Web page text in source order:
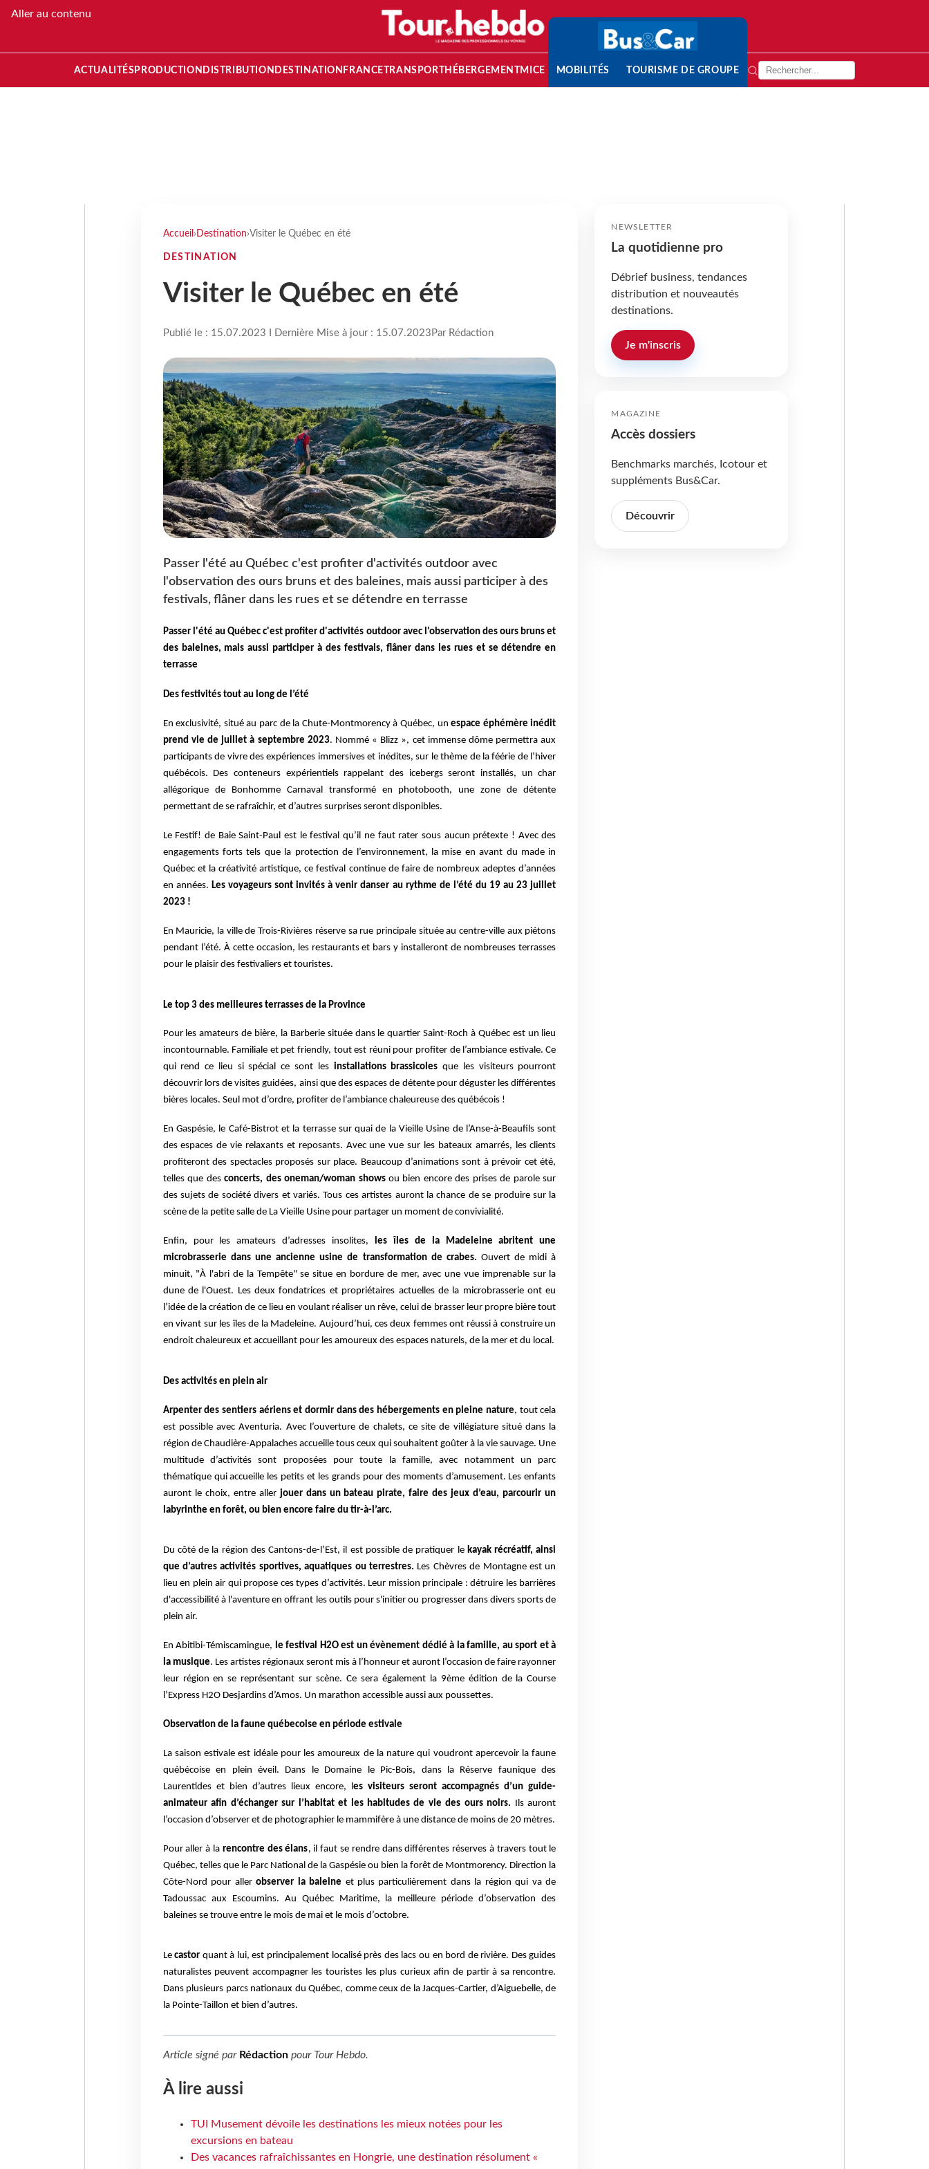
Aller au contenu
ACTUALITÉS PRODUCTION DISTRIBUTION DESTINATION FRANCETRANSPORT HÉBERGEMENTMICE MOBILITÉS TOURISME DE GROUPE
Accueil › Destination›Visiter le Québec en été
DESTINATION
Visiter le Québec en été
Publié le : 15.07.2023 I Dernière Mise à jour : 15.07.2023 Par Rédaction
Passer l'été au Québec c'est profiter d'activités outdoor avec
l'observation des ours bruns et des baleines, mais aussi participer à des
festivals, flâner dans les rues et se détendre en terrasse
Passer l'été au Québec c'est profiter d'activités outdoor avec l'observation des ours bruns et
des baleines, mais aussi participer à des festivals, flâner dans les rues et se détendre en
terrasse
Des festivités tout au long de l’été
En exclusivité, situé au parc de la Chute-Montmorency à Québec, un espace éphémère inédit
prend vie de juillet à septembre 2023. Nommé « Blizz », cet immense dôme permettra aux
participants de vivre des expériences immersives et inédites, sur le thème de la féérie de l’hiver
québécois. Des conteneurs expérientiels rappelant des icebergs seront installés, un char
allégorique de Bonhomme Carnaval transformé en photobooth, une zone de détente
permettant de se rafraîchir, et d’autres surprises seront disponibles.
Le Festif! de Baie Saint-Paul est le festival qu’il ne faut rater sous aucun prétexte ! Avec des
engagements forts tels que la protection de l’environnement, la mise en avant du made in
Québec et la créativité artistique, ce festival continue de faire de nombreux adeptes d’années
en années. Les voyageurs sont invités à venir danser au rythme de l’été du 19 au 23 juillet
2023 !
En Mauricie, la ville de Trois-Rivières réserve sa rue principale située au centre-ville aux piétons
pendant l’été. À cette occasion, les restaurants et bars y installeront de nombreuses terrasses
pour le plaisir des festivaliers et touristes.
Le top 3 des meilleures terrasses de la Province
Pour les amateurs de bière, la Barberie située dans le quartier Saint-Roch à Québec est un lieu
incontournable. Familiale et pet friendly, tout est réuni pour profiter de l’ambiance estivale. Ce
qui rend ce lieu si spécial ce sont lesinstallations brassicolesque les visiteurs pourront
découvrir lors de visites guidées, ainsi que des espaces de détente pour déguster les différentes
bières locales. Seul mot d’ordre, profiter de l’ambiance chaleureuse des québécois !
En Gaspésie, le Café-Bistrot et la terrasse sur quai de la Vieille Usine de l’Anse-à-Beaufils sont
des espaces de vie relaxants et reposants. Avec une vue sur les bateaux amarrés, les clients
profiteront des spectacles proposés sur place. Beaucoup d’animations sont à prévoir cet été,
telles que desconcerts, des oneman/woman showsou bien encore des prises de parole sur
des sujets de société divers et variés. Tous ces artistes auront la chance de se produire sur la
scène de la petite salle de La Vieille Usine pour partager un moment de convivialité.
Enfin, pour les amateurs d’adresses insolites, les îles de la Madeleine abritent une
microbrasserie dans une ancienne usine de transformation de crabes. Ouvert de midi à
minuit, "À l'abri de la Tempête" se situe en bordure de mer, avec une vue imprenable sur la
dune de l'Ouest. Les deux fondatrices et propriétaires actuelles de la microbrasserie ont eu
l’idée de la création de ce lieu en voulant réaliser un rêve, celui de brasser leur propre bière tout
en vivant sur les îles de la Madeleine. Aujourd’hui, ces deux femmes ont réussi à construire un
endroit chaleureux et accueillant pour les amoureux des espaces naturels, de la mer et du local.
Des activités en plein air
Arpenter des sentiers aériens et dormir dans des hébergements en pleine nature, tout cela
est possible avec Aventuria. Avec l’ouverture de chalets, ce site de villégiature situé dans la
région de Chaudière-Appalaches accueille tous ceux qui souhaitent goûter à la vie sauvage. Une
multitude d’activités sont proposées pour toute la famille, avec notamment un parc
thématique qui accueille les petits et les grands pour des moments d’amusement. Les enfants
auront le choix, entre aller jouer dans un bateau pirate, faire des jeux d’eau, parcourir un
labyrinthe en forêt, ou bien encore faire du tir-à-l’arc.
Du côté de la région des Cantons-de-l’Est, il est possible de pratiquer lekayak récréatif, ainsi
que d’autres activités sportives, aquatiques ou terrestres. Les Chèvres de Montagne est un
lieu en plein air qui propose ces types d’activités. Leur mission principale : détruire les barrières
d'accessibilité à l'aventure en offrant les outils pour s'initier ou progresser dans divers sports de
plein air.
En Abitibi-Témiscamingue, le festival H2O est un évènement dédié à la famille, au sport et à
la musique. Les artistes régionaux seront mis à l’honneur et auront l’occasion de faire rayonner
leur région en se représentant sur scène. Ce sera également la 9ème édition de la Course
l’Express H2O Desjardins d’Amos. Un marathon accessible aussi aux poussettes.
Observation de la faune québecoise en période estivale
La saison estivale est idéale pour les amoureux de la nature qui voudront apercevoir la faune
québécoise en plein éveil. Dans le Domaine le Pic-Bois, dans la Réserve faunique des
Laurentides et bien d’autres lieux encore, les visiteurs seront accompagnés d’un guide-
animateur afin d’échanger sur l’habitat et les habitudes de vie des ours noirs. Ils auront
l’occasion d’observer et de photographier le mammifère à une distance de moins de 20 mètres.
Pour aller à la rencontre des élans, il faut se rendre dans différentes réserves à travers tout le
Québec, telles que le Parc National de la Gaspésie ou bien la forêt de Montmorency. Direction la
Côte-Nord pour allerobserver la baleine et plus particulièrement dans la région qui va de
Tadoussac aux Escoumins. Au Québec Maritime, la meilleure période d’observation des
baleines se trouve entre le mois de mai et le mois d’octobre.
Lecastor quant à lui, est principalement localisé près des lacs ou en bord de rivière. Des guides
naturalistes peuvent accompagner les touristes les plus curieux afin de partir à sa rencontre.
Dans plusieurs parcs nationaux du Québec, comme ceux de la Jacques-Cartier, d’Aiguebelle, de
la Pointe-Taillon et bien d’autres.
Article signé par Rédactionpour Tour Hebdo.
À lire aussi
TUI Musement dévoile les destinations les mieux notées pour les
excursions en bateau
Des vacances rafraîchissantes en Hongrie, une destination résolument «
NEWSLETTER
La quotidienne pro
Débrief business, tendances
distribution et nouveautés
destinations.
Je m'inscris
MAGAZINE
Accès dossiers
Benchmarks marchés, Icotour et
suppléments Bus&Car.
Découvrir